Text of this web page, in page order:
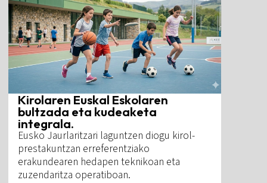
Kirolaren Euskal Eskolaren
bultzada eta kudeaketa
integrala.
Eusko Jaurlaritzari laguntzen diogu kirol-
prestakuntzan erreferentziako
erakundearen hedapen teknikoan eta
zuzendaritza operatiboan.